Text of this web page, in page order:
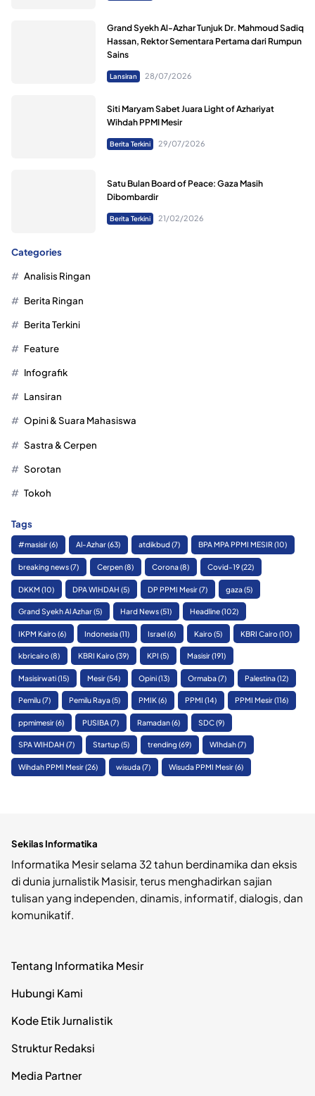
Grand Syekh Al-Azhar Tunjuk Dr. Mahmoud Sadiq
Hassan, Rektor Sementara Pertama dari Rumpun
Sains
Lansiran 28/07/2026
Siti Maryam Sabet Juara Light of Azhariyat
Wihdah PPMI Mesir
Berita Terkini 29/07/2026
Satu Bulan Board of Peace: Gaza Masih
Dibombardir
Berita Terkini 21/02/2026
Categories
Analisis Ringan
Berita Ringan
Berita Terkini
Feature
Infografik
Lansiran
Opini & Suara Mahasiswa
Sastra & Cerpen
Sorotan
Tokoh
Tags
#masisir(6) Al-Azhar(63) atdikbud(7) BPA MPA PPMI MESIR(10)
breaking news(7) Cerpen(8) Corona(8) Covid-19(22)
DKKM (10) DPA WIHDAH (5) DP PPMI Mesir(7) gaza(5)
Grand Syekh Al Azhar(5) Hard News(51) Headline(102)
IKPM Kairo(6) Indonesia(11) Israel(6) Kairo(5) KBRI Cairo(10)
kbricairo(8) KBRI Kairo(39) KPI (5) Masisir(191)
Masisirwati(15) Mesir(54) Opini(13) Ormaba(7) Palestina(12)
Pemilu(7) Pemilu Raya(5) PMIK(6) PPMI (14) PPMI Mesir(116)
ppmimesir(6) PUSIBA(7) Ramadan(6) SDC(9)
SPA WIHDAH (7) Startup(5) trending (69) WIhdah(7)
Wihdah PPMI Mesir(26) wisuda(7) Wisuda PPMI Mesir(6)
Sekilas Informatika
Informatika Mesir selama 32 tahun berdinamika dan eksis
di dunia jurnalistik Masisir, terus menghadirkan sajian
tulisan yang independen, dinamis, informatif, dialogis, dan
komunikatif.
Tentang Informatika Mesir
Hubungi Kami
Kode Etik Jurnalistik
Struktur Redaksi
Media Partner